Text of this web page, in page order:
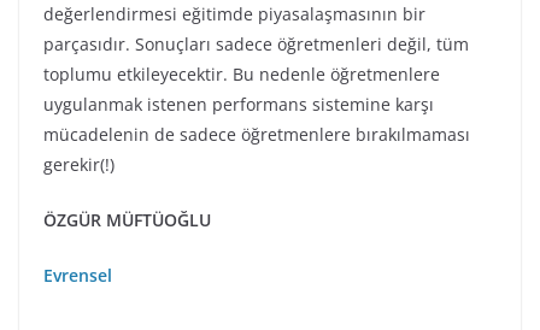
değerlendirmesi eğitimde piyasalaşmasının bir
parçasıdır. Sonuçları sadece öğretmenleri değil, tüm
toplumu etkileyecektir. Bu nedenle öğretmenlere
uygulanmak istenen performans sistemine karşı
mücadelenin de sadece öğretmenlere bırakılmaması
gerekir(!)
ÖZGÜR MÜFTÜOĞLU
Evrensel